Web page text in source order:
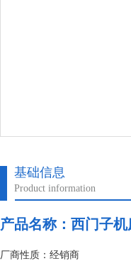
基础信息
Product information
产品名称： 西门子机
厂商性质：经销商